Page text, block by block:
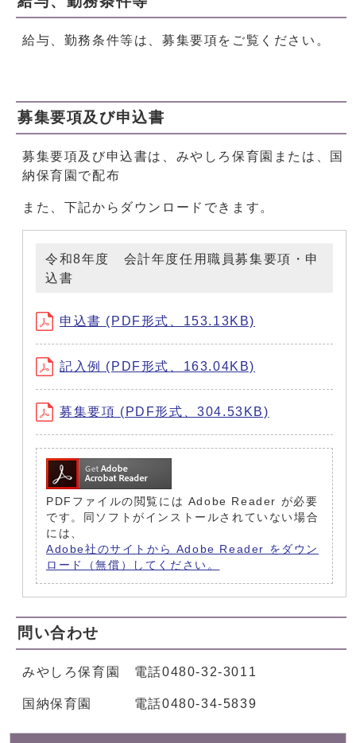
給与、勤務条件等は、募集要項をご覧ください。
募集要項及び申込書
募集要項及び申込書は、みやしろ保育園または、国
納保育園で配布
また、下記からダウンロードできます。
令和8年度 会計年度任用職員募集要項・申
込書
申込書 (PDF形式、153.13KB)
記入例 (PDF形式、163.04KB)
募集要項 (PDF形式、304.53KB)
PDFファイルの閲覧には Adobe Reader が必要
です。同ソフトがインストールされていない場合
には、
Adobe社のサイトから Adobe Reader をダウン
ロード（無償）してください。
問い合わせ
みやしろ保育園 電話0480-32-3011
国納保育園 電話0480-34-5839